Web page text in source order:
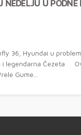
NEDELJU U PODNE
36, Hyundai u
i legendarna Čezeta
Gume...